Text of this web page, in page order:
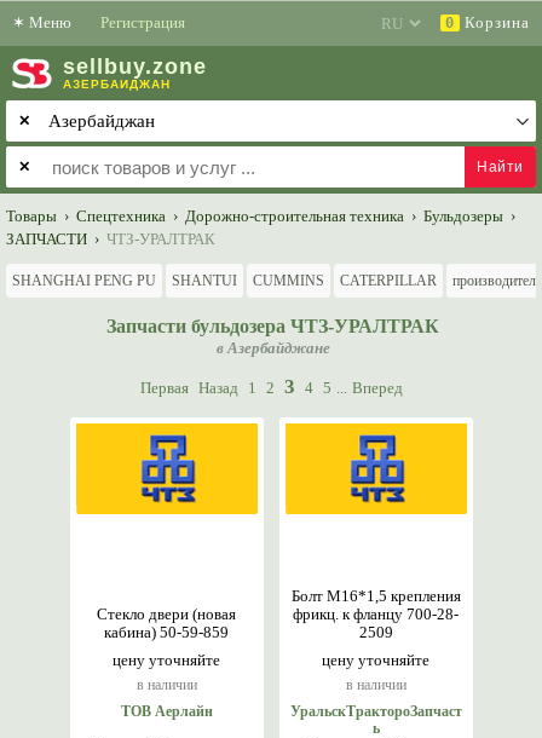
✶ Меню Регистрация 0 Корзина
sell buy.zone
АЗЕРБАЙДЖАН
✕
✕
Товары › Спецтехника › Дорожно-строительная техника › Бульдозеры ›
ЗАПЧАСТИ › ЧТЗ-УРАЛТРАК
SHANGHAI PENG PU SHANTUI CUMMINS CATERPILLAR производителя
Запчасти бульдозера ЧТЗ-УРАЛТРАК
в Азербайджане
Первая Назад 1 2 3 4 5 ... Вперед
цену уточняйте
в наличии
Стекло двери (новая
кабина) 50-59-859
ТОВ Аерлайн
цену уточняйте
в наличии
Болт М16*1,5 крепления
фрикц. к фланцу 700-28-
2509
УральскТрактороЗапчаст
ь